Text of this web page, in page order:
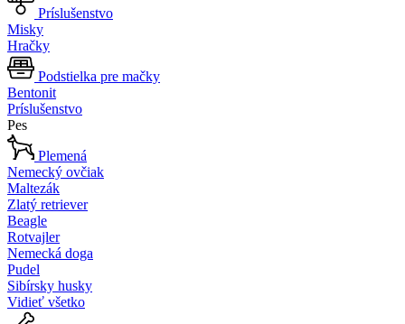
Príslušenstvo
Misky
Hračky
Podstielka pre mačky
Bentonit
Príslušenstvo
Pes
Plemená
Nemecký ovčiak
Maltezák
Zlatý retriever
Beagle
Rotvajler
Nemecká doga
Pudel
Sibírsky husky
Vidieť všetko